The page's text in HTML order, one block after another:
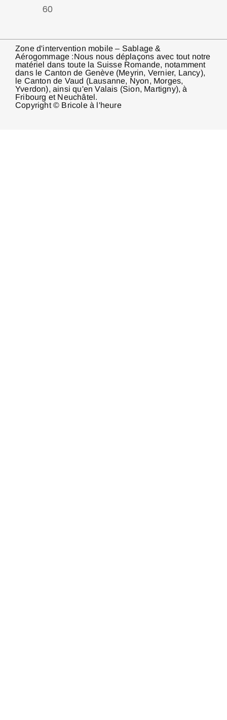
60
Zone d'intervention mobile – Sablage &
Aérogommage :Nous nous déplaçons avec tout notre
matériel dans toute la Suisse Romande, notamment
dans le Canton de Genève (Meyrin, Vernier, Lancy),
le Canton de Vaud (Lausanne, Nyon, Morges,
Yverdon), ainsi qu'en Valais (Sion, Martigny), à
Fribourg et Neuchâtel.
Copyright © Bricole à l'heure